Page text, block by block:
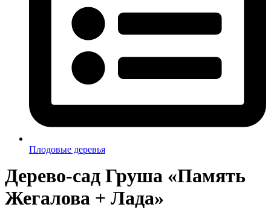
Плодовые деревья
Дерево-сад Груша «Память
Жегалова + Лада»